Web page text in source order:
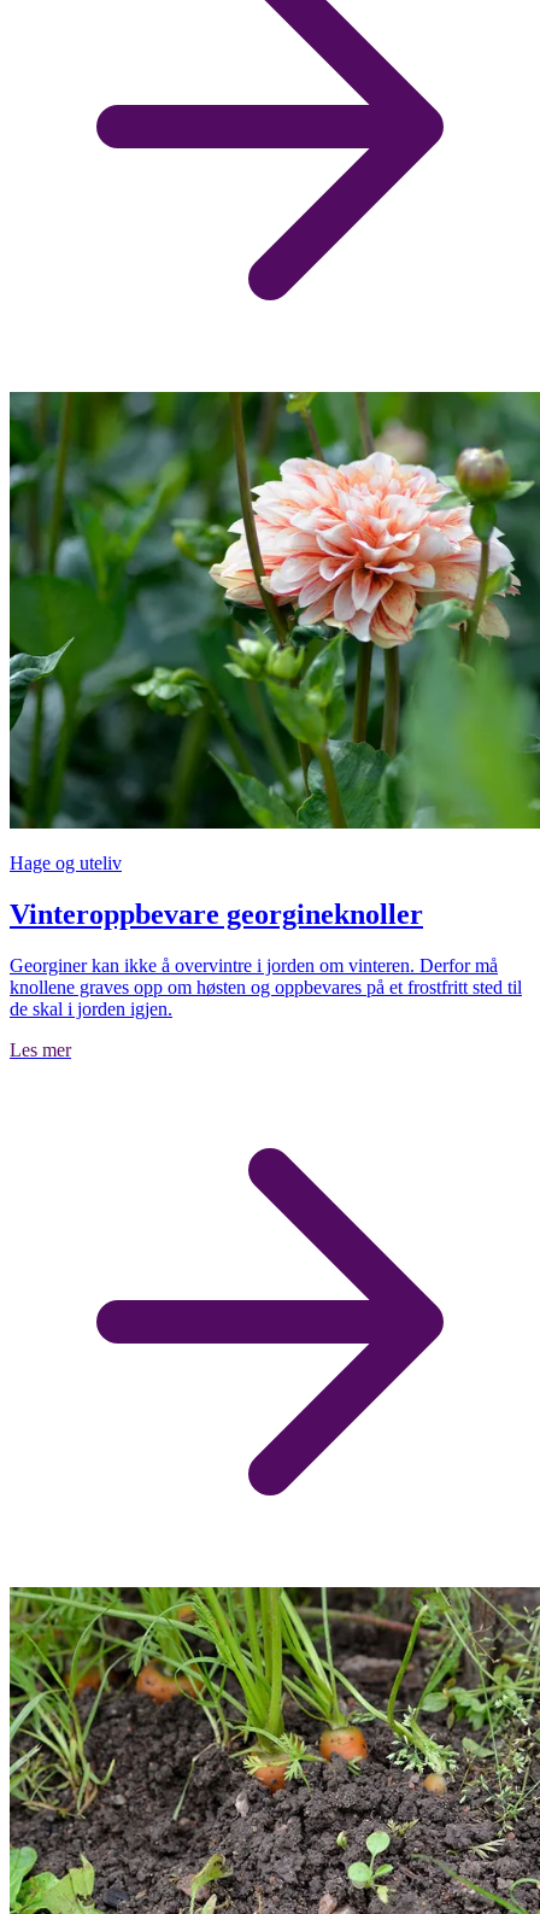
Hage og uteliv
Vinteroppbevare georgineknoller
Georginer kan ikke å overvintre i jorden om vinteren. Derfor må
knollene graves opp om høsten og oppbevares på et frostfritt sted til
de skal i jorden igjen.
Les mer